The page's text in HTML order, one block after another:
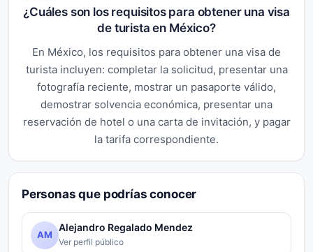
¿Cuáles son los requisitos para obtener una visa
de turista en México?
En México, los requisitos para obtener una visa de
turista incluyen: completar la solicitud, presentar una
fotografía reciente, mostrar un pasaporte válido,
demostrar solvencia económica, presentar una
reservación de hotel o una carta de invitación, y pagar
la tarifa correspondiente.
Personas que podrías conocer
AM
Alejandro Regalado Mendez
Ver perfil público